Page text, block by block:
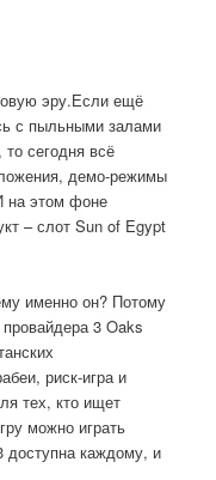
эру.Если ещё
с пыльными залами
сегодня всё
демо-режимы
на этом фоне
– слот Sun of Egypt
именно он? Потому
3 Oaks
риск-игра и
тех, кто ищет
можно играть
доступна каждому, и